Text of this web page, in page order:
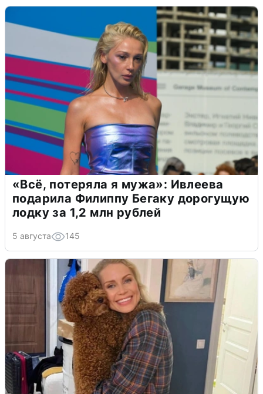
«Всё, потеряла я мужа»: Ивлеева
подарила Филиппу Бегаку дорогущую
лодку за 1,2 млн рублей
5 августа 145